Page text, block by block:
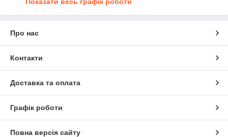
Про нас
Контакти
Доставка та оплата
Графік роботи
Повна версія сайту